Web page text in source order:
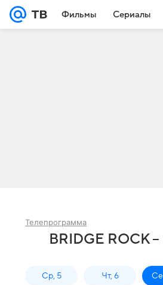
Фильмы Сериалы
Телепрограмма
BRIDGE ROCK
Ср, 5 Чт, 6